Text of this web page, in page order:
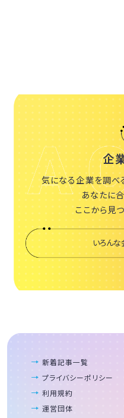
企
気になる企業を調べ
あなたに
ここから見
いろん
新着記事一覧
プライバシーポリシー
利用規約
運営団体